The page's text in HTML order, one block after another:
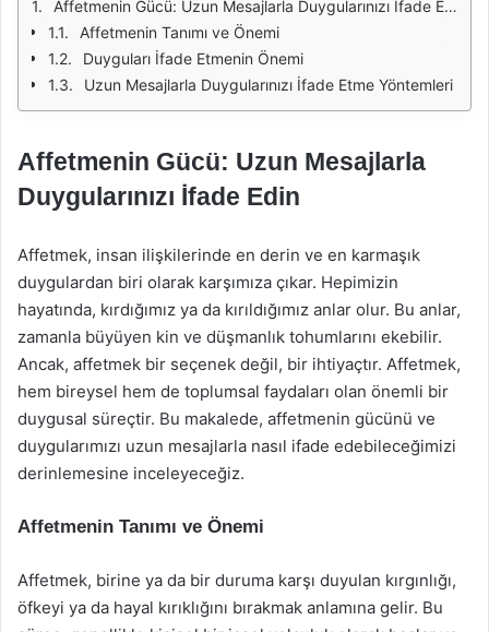
Affetmenin Gücü: Uzun Mesajlarla Duygularınızı İfade Edin
Affetmenin Tanımı ve Önemi
Duyguları İfade Etmenin Önemi
Uzun Mesajlarla Duygularınızı İfade Etme Yöntemleri
Affetmenin Gücü: Uzun Mesajlarla
Duygularınızı İfade Edin
Affetmek, insan ilişkilerinde en derin ve en karmaşık
duygulardan biri olarak karşımıza çıkar. Hepimizin
hayatında, kırdığımız ya da kırıldığımız anlar olur. Bu anlar,
zamanla büyüyen kin ve düşmanlık tohumlarını ekebilir.
Ancak, affetmek bir seçenek değil, bir ihtiyaçtır. Affetmek,
hem bireysel hem de toplumsal faydaları olan önemli bir
duygusal süreçtir. Bu makalede, affetmenin gücünü ve
duygularımızı uzun mesajlarla nasıl ifade edebileceğimizi
derinlemesine inceleyeceğiz.
Affetmenin Tanımı ve Önemi
Affetmek, birine ya da bir duruma karşı duyulan kırgınlığı,
öfkeyi ya da hayal kırıklığını bırakmak anlamına gelir. Bu